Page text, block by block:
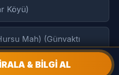
Köyü)
Mah) (Günvaktı
& BİLGİ AL